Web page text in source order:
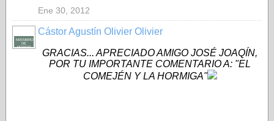
Ene 30, 2012
MIEMBRO
DE
HONOR
Cástor Agustín Olivier Olivier
GRACIAS... APRECIADO AMIGO JOSÉ JOAQÍN,
POR TU IMPORTANTE COMENTARIO A: "EL
COMEJÉN Y LA HORMIGA"